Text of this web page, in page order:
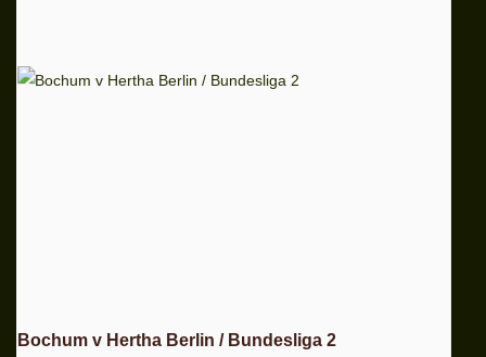
Bochum v Hertha Berlin / Bundesliga 2